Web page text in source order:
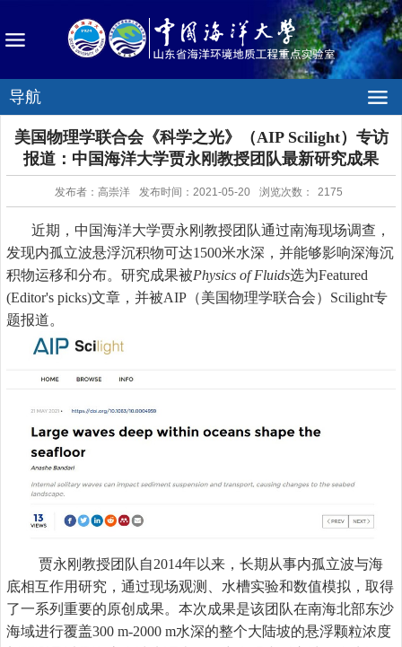
导航
美国物理学联合会《科学之光》（AIP Scilight）专访
报道：中国海洋大学贾永刚教授团队最新研究成果
发布者：高崇洋 发布时间：2021-05-20 浏览次数： 2175
近期，中国海洋大学贾永刚教授团队通过南海现场调查，
发现内孤立波悬浮沉积物可达1500米水深，并能够影响深海沉
积物运移和分布。研究成果被Physics of Fluids选为Featured
(Editor's picks)文章，并被AIP （美国物理学联合会） Scilight专
题报道。
贾永刚教授团队自2014年以来，长期从事内孤立波与海
底相互作用研究，通过现场观测、水槽实验和数值模拟，取得
了一系列重要的原创成果。本次成果是该团队在南海北部东沙
海域进行覆盖300 m-2000 m水深的整个大陆坡的悬浮颗粒浓度